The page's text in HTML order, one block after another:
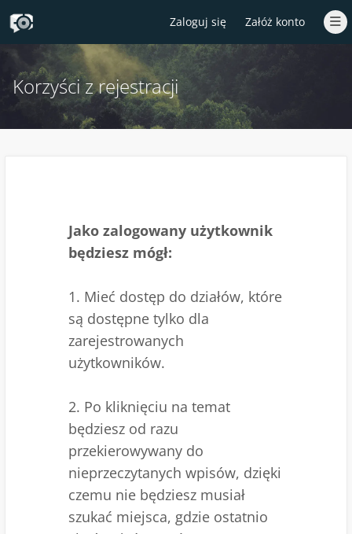
Zaloguj się Załóż konto
Korzyści z rejestracji
Jako zalogowany użytkownik
będziesz mógł:
1. Mieć dostęp do działów, które
są dostępne tylko dla
zarejestrowanych
użytkowników.
2. Po kliknięciu na temat
będziesz od razu
przekierowywany do
nieprzeczytanych wpisów, dzięki
czemu nie będziesz musiał
szukać miejsca, gdzie ostatnio